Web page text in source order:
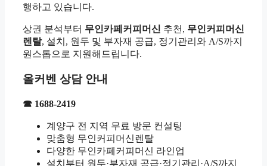
행하고 있습니다.
상권 분석부터 무인카페커피머신 추천, 무인커피머신
렌탈, 설치, 원두 및 부자재 공급, 정기관리와 A/S까지
원스톱으로 지원해드립니다.
올커벤 상담 안내
☎ 1688-2419
계양구 전 지역 무료 방문 컨설팅
맞춤형 무인커피머신렌탈
다양한 무인카페커피머신 라인업
설치부터 원두·부자재 공급·정기관리·A/S까지